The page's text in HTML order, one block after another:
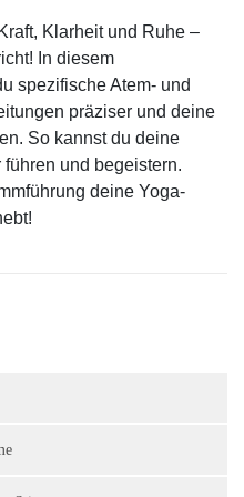
Klarheit und Ruhe –
In diesem
spezifische Atem- und
präziser und deine
So kannst du deine
und begeistern.
deine Yoga-